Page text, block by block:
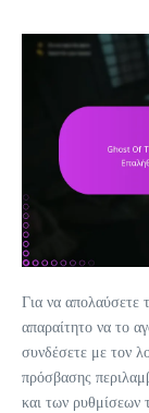
Για να
απαραίτητο να το
συνδέσετε με τον
πρόσβασης
και των ρυθμίσεων